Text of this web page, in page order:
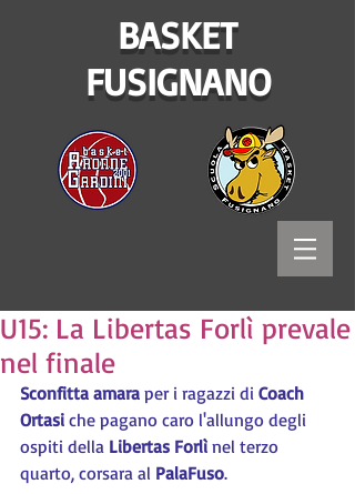
BASKET
FUSIGNANO
U15: La Libertas Forlì prevale
nel finale
Sconfitta amara per i ragazzi di Coach
Ortasi che pagano caro l'allungo degli
ospiti della Libertas Forlì nel terzo
quarto, corsara al PalaFuso.